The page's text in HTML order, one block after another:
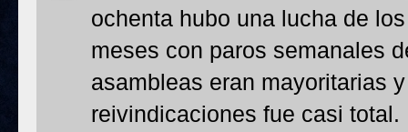
ochenta hubo una lucha de
meses con paros semanales
asambleas eran mayoritarias
reivindicaciones fue casi